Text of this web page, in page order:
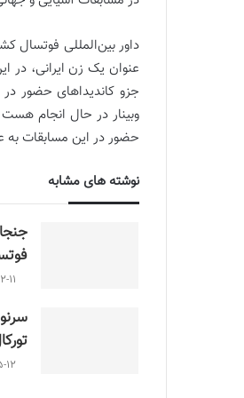
داور بین‌المللی فوتسال
عنوان یک زن ایرانی، در
جزو کاندیداهای حضور
وبینار در حال انجام
حضور در این مسابقات به
نوشته های مشابه
11
12